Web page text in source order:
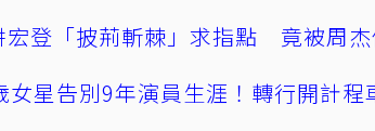
宏登「披荊斬棘」求指點 竟被周
女星告別9年演員生涯！轉行開計